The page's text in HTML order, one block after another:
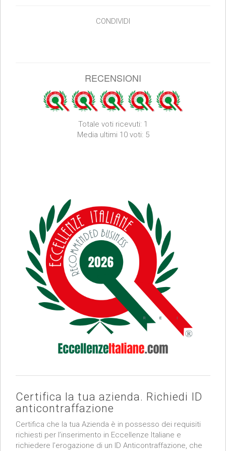
CONDIVIDI
RECENSIONI
Totale voti ricevuti: 1
Media ultimi 10 voti: 5
Certifica la tua azienda. Richiedi ID
anticontraffazione
Certifica che la tua Azienda è in possesso dei requisiti
richiesti per l’inserimento in Eccellenze Italiane e
richiedere l’erogazione di un ID Anticontraffazione, che